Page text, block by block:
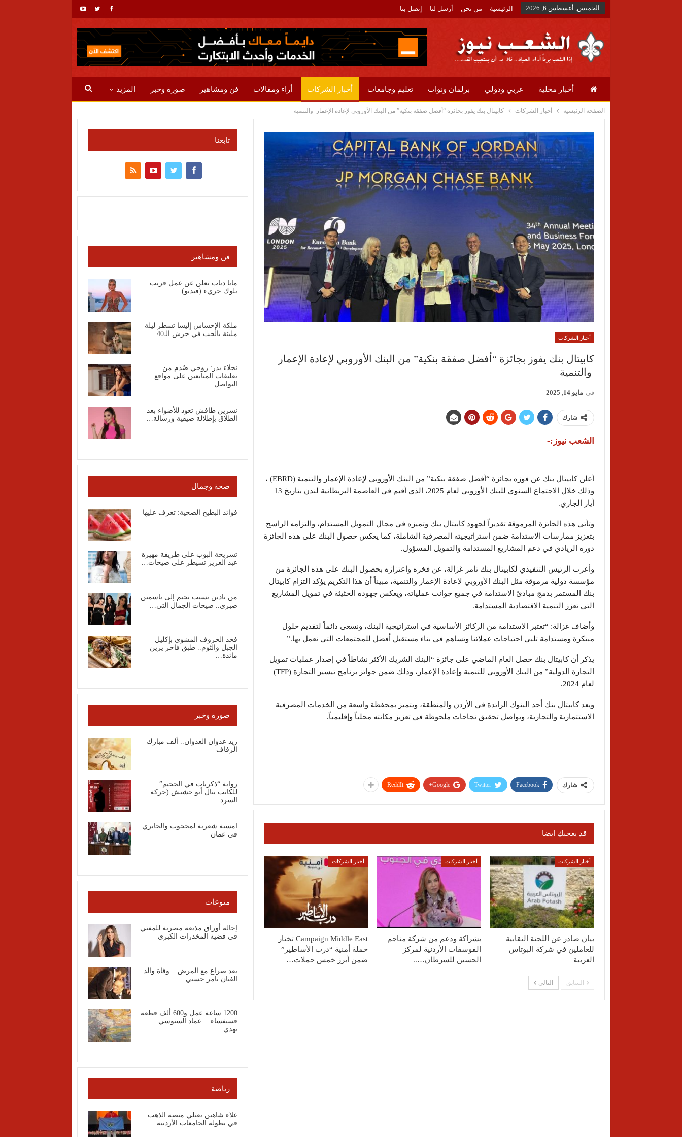
الخميس, أغسطس 6, 2026 الرئيسية من نحن أرسل لنا إتصل بنا
أخبار محلية عربي ودولي برلمان ونواب تعليم وجامعات أخبار الشركات أراء ومقالات فن ومشاهير صورة وخبر المزيد
الصفحة الرئيسية أخبار الشركات كابيتال بنك يفوز بجائزة “أفضل صفقة بنكية” من البنك الأوروبي لإعادة الإعمار والتنمية
أخبار الشركات
كابيتال بنك يفوز بجائزة “أفضل صفقة بنكية” من البنك الأوروبي لإعادة الإعمار
والتنمية
في مايو 14, 2025
شارك
الشعب نيوز:-
أعلن كابيتال بنك عن فوزه بجائزة “أفضل صفقة بنكية” من البنك الأوروبي لإعادة الإعمار والتنمية (EBRD) ،
وذلك خلال الاجتماع السنوي للبنك الأوروبي لعام 2025، الذي أقيم في العاصمة البريطانية لندن بتاريخ 13
أيار الجاري.
وتأتي هذه الجائزة المرموقة تقديراً لجهود كابيتال بنك وتميزه في مجال التمويل المستدام، والتزامه الراسخ
بتعزيز ممارسات الاستدامة ضمن استراتيجيته المصرفية الشاملة، كما يعكس حصول البنك على هذه الجائزة
دوره الريادي في دعم المشاريع المستدامة والتمويل المسؤول.
وأعرب الرئيس التنفيذي لكابيتال بنك تامر غزالة، عن فخره واعتزازه بحصول البنك على هذه الجائزة من
مؤسسة دولية مرموقة مثل البنك الأوروبي لإعادة الإعمار والتنمية، مبيناً أن هذا التكريم يؤكد التزام كابيتال
بنك المستمر بدمج مبادئ الاستدامة في جميع جوانب عملياته، ويعكس جهوده الحثيثة في تمويل المشاريع
التي تعزز التنمية الاقتصادية المستدامة.
وأضاف غزالة: “تعتبر الاستدامة من الركائز الأساسية في استراتيجية البنك، ونسعى دائماً لتقديم حلول
مبتكرة ومستدامة تلبي احتياجات عملائنا وتساهم في بناء مستقبل أفضل للمجتمعات التي نعمل بها.”
يذكر أن كابيتال بنك حصل العام الماضي على جائزة “البنك الشريك الأكثر نشاطاً في إصدار عمليات تمويل
التجارة الدولية” من البنك الأوروبي للتنمية وإعادة الإعمار، وذلك ضمن جوائز برنامج تيسير التجارة (TFP)
لعام 2024.
ويعد كابيتال بنك أحد البنوك الرائدة في الأردن والمنطقة، ويتميز بمحفظة واسعة من الخدمات المصرفية
الاستثمارية والتجارية، ويواصل تحقيق نجاحات ملحوظة في تعزيز مكانته محلياً وإقليمياً.
شارك Facebook
Twitter
Google+
ReddIt
قد يعجبك ايضا
أخبار الشركات
بيان صادر عن اللجنة النقابية
للعاملين في شركة البوتاس
العربية
أخبار الشركات
بشراكة ودعم من شركة مناجم
الفوسفات الأردنية لمركز
الحسين للسرطان…..
أخبار الشركات
Campaign Middle East تختار
حملة أمنية “درب الأساطير”
ضمن أبرز خمس حملات…
السابق التالي
تابعنا
فن ومشاهير
مايا دياب تعلن عن عمل قريب
بلوك جريء (فيديو)
ملكة الإحساس إليسا تسطر ليلة
مليئة بالحب في جرش الـ40
نجلاء بدر: زوجي صُدم من
تعليقات المتابعين على مواقع
التواصل…
نسرين طافش تعود للأضواء بعد
الطلاق بإطلالة صيفية ورسالة…
صحة وجمال
فوائد البطيخ الصحية: تعرف عليها
تسريحة البوب على طريقة مهيرة
عبد العزيز تسيطر على صيحات…
من نادين نسيب نجيم إلى ياسمين
صبري.. صيحات الجمال التي…
فخذ الخروف المشوي بإكليل
الجبل والثوم.. طبق فاخر يزين
مائدة…
صورة وخبر
زيد عدوان العدوان.. ألف مبارك
الزفاف
رواية “ذكريات في الجحيم”
للكاتب ينال أبو حشيش (حركة
السرد…
امسية شعرية لمحجوب والجابري
في عمان
منوعات
إحالة أوراق مذيعة مصرية للمفتي
في قضية المخدرات الكبرى
بعد صراع مع المرض .. وفاة والد
الفنان تامر حسني
1200 ساعة عمل و600 ألف قطعة
فسيفساء… عماد السنوسي
يهدي…
رياضة
علاء شاهين يعتلي منصة الذهب
في بطولة الجامعات الأردنية…